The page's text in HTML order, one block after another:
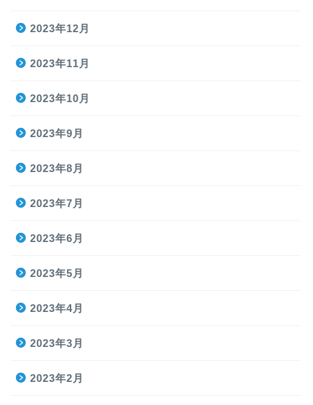
2023年12月
2023年11月
2023年10月
2023年9月
2023年8月
2023年7月
2023年6月
2023年5月
2023年4月
2023年3月
2023年2月